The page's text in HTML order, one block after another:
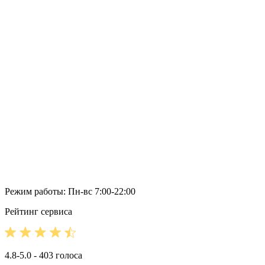
Режим работы: Пн-вс 7:00-22:00
Рейтинг сервиса
4.8-5.0 - 403 голоса